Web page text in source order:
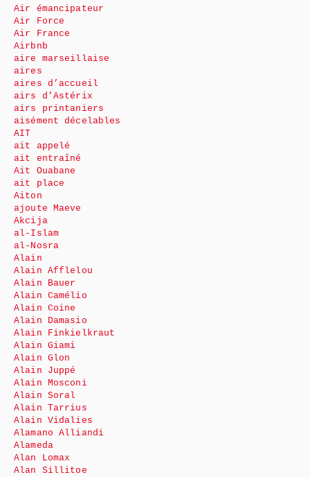
Air émancipateur
Air Force
Air France
Airbnb
aire marseillaise
aires
aires d’accueil
airs d’Astérix
airs printaniers
aisément décelables
AIT
ait appelé
ait entraîné
Ait Ouabane
ait place
Aiton
ajoute Maeve
Akcija
al-Islam
al-Nosra
Alain
Alain Afflelou
Alain Bauer
Alain Camélio
Alain Coine
Alain Damasio
Alain Finkielkraut
Alain Giami
Alain Glon
Alain Juppé
Alain Mosconi
Alain Soral
Alain Tarrius
Alain Vidalies
Alamano Alliandi
Alameda
Alan Lomax
Alan Sillitoe